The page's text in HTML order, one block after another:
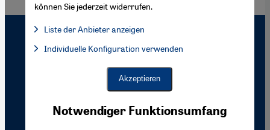
Notwendiger Funktionsumfang
können Sie jederzeit widerrufen.
Liste der Anbieter anzeigen
Facebook Embed / Facebook Connect, Google Maps Embed,
Facebook Embed / Facebook Connect
Google Maps Embed
Individuelle Konfiguration verwenden
Akzeptieren